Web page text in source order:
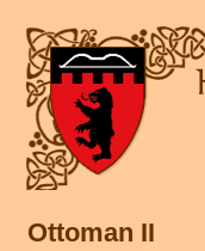
Ottoman II